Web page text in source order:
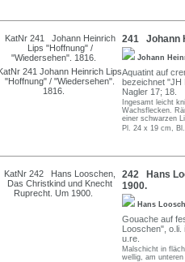
241 Johann
Johann
Aquatint auf
bezeichnet "JH
Nagler 17; 18.
Ingesamt leicht
Wachsflecken.
einer schwarzen
Pl. 24 x 19 cm,
242 Hans
1900.
Hans
Gouache auf
Looschen", o.li.
u.re.
Malschicht in
wellig, am